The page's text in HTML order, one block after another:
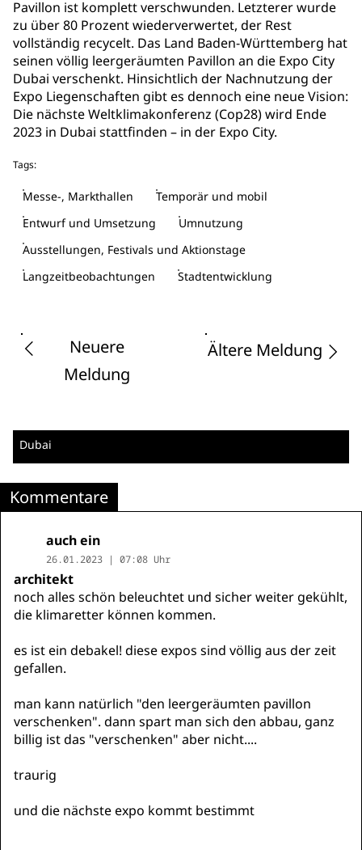
Pavillon ist komplett verschwunden. Letzterer wurde
zu über 80 Prozent wiederverwertet, der Rest
vollständig recycelt. Das Land Baden-Württemberg hat
seinen völlig leergeräumten Pavillon an die Expo City
Dubai verschenkt. Hinsichtlich der Nachnutzung der
Expo Liegenschaften gibt es dennoch eine neue Vision:
Die nächste Weltklimakonferenz (Cop28) wird Ende
2023 in Dubai stattfinden ­­– in der Expo City.
Tags:
Messe-, Markthallen
Temporär und mobil
Entwurf und Umsetzung
Umnutzung
Ausstellungen, Festivals und Aktionstage
Langzeitbeobachtungen
Stadtentwicklung
Neuere
Meldung
Ältere Meldung
Dubai
Kommentare
auch ein
26.01.2023 | 07:08 Uhr
architekt
noch alles schön beleuchtet und sicher weiter gekühlt,
die klimaretter können kommen.
es ist ein debakel! diese expos sind völlig aus der zeit
gefallen.
man kann natürlich "den leergeräumten pavillon
verschenken". dann spart man sich den abbau, ganz
billig ist das "verschenken" aber nicht....
traurig
und die nächste expo kommt bestimmt